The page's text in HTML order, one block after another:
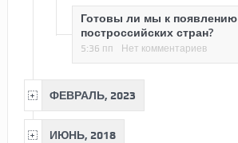
Готовы ли мы к появлению
построссийских стран?
5:36 пп Нет комментариев
ФЕВРАЛЬ, 2023
ИЮНЬ, 2018